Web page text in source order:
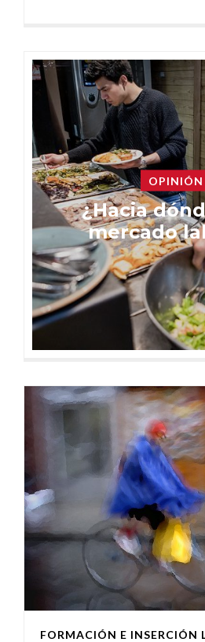
OPINIÓN
¿Hacia
mercado
FORMACIÓN E INSERCIÓN